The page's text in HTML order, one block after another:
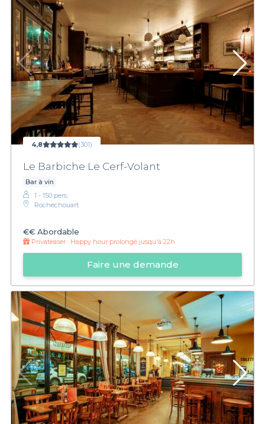
4,8 (301)
Le Barbiche Le Cerf-Volant
Bar à vin
1 - 150 pers.
Rochechouart
€€ Abordable
Privateaser : Happy hour prolongé jusqu'à 22h
Faire une demande